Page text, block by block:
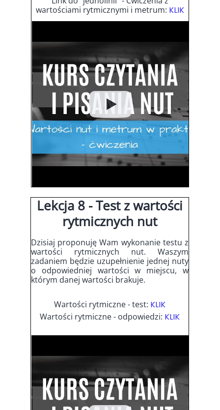
Lekcja 8 - Test z wartości
rytmicznych nut
Dzisiaj proponuję Wam wykonanie testu z
wartości rytmicznych nut. Waszym
zadaniem będzie uzupełnienie jednej nuty
o odpowiedniej wartości w miejscu, w
którym danej wartości brakuje.
Wartości rytmiczne - test: KLIK
Wartości rytmiczne - odpowiedzi: KLIK
wartościami rytmicznymi i metrum: KLIK